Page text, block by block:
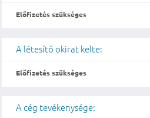
Előfizetés szükséges
A létesítő okirat kelte:
Előfizetés szükséges
A cég tevékenysége: